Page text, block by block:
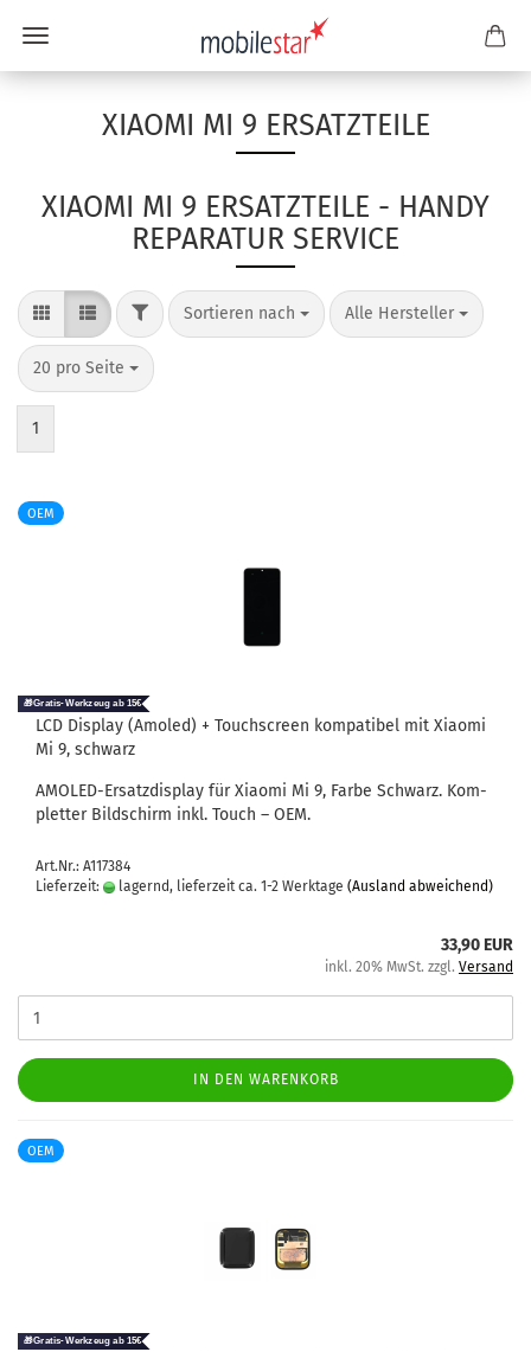
XIAOMI MI 9 ERSATZTEILE
XIAOMI MI 9 ERSATZTEILE - HANDY
REPARATUR SERVICE
Sortieren nach Alle Hersteller
20 pro Seite
1
OEM
LCD Dis­play (Amo­led) + Touch­screen kom­pa­ti­bel mit Xiao­mi
Mi 9, schwarz
AMOLED-​Ersatzdisplay für Xiao­mi Mi 9, Farbe Schwarz. Kom­
plet­ter Bild­schirm inkl. Touch – OEM.
Art.Nr.: A117384
Lieferzeit:
lagernd, lieferzeit ca. 1-2 Werktage (Ausland abweichend)
33,90 EUR
inkl. 20% MwSt. zzgl. Versand
IN DEN WARENKORB
OEM